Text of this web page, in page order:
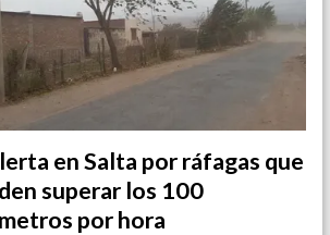
en Salta por ráfagas que
superar los 100
por hora